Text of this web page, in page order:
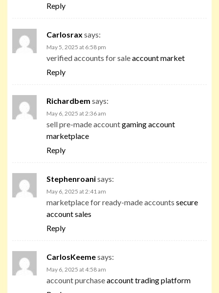
Reply
Carlosrax says:
May 5, 2025 at 6:58 pm
verified accounts for saleaccount market
Reply
Richardbem says:
May 6, 2025 at 2:36 am
sell pre-made accountgaming account
marketplace
Reply
Stephenroanisays:
May 6, 2025 at 2:41 am
marketplace for ready-made accounts secure
account sales
Reply
CarlosKeemesays:
May 6, 2025 at 4:58 am
account purchaseaccount trading platform